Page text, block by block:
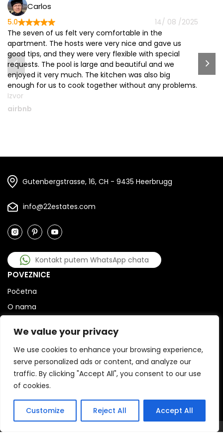
We value your privacy
We use cookies to enhance your browsing experience,
serve personalized ads or content, and analyze our
traffic. By clicking "Accept All", you consent to our use
of cookies.
Customize Reject All Accept All
Carlos
5.0
14/ 08 /2025
The seven of us felt very comfortable in the
apartment. The hosts were very nice and gave us
good tips, and they were very flexible with special
requests. The pool is large and beautiful and we
enjoyed it very much. The kitchen was also big
enough for us to cook together without any problems.
Izvor
airbnb
Gutenbergstrasse, 16, CH - 9435 Heerbrugg
info@22estates.com
Kontakt putem WhatsApp chata
POVEZNICE
Početna
O nama
Odabir plaže u Labinu
KORISNE POVEZNICE
Opći uvjeti
Politika privatnosti
Politika kolačića
Impressum
DMCA
Hrvatskoj
Contact us